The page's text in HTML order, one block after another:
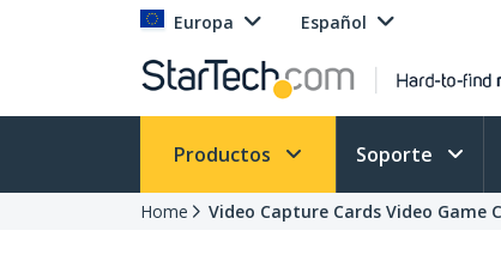
Europa Español
Productos Soporte
Home Video Capture Cards Video Game